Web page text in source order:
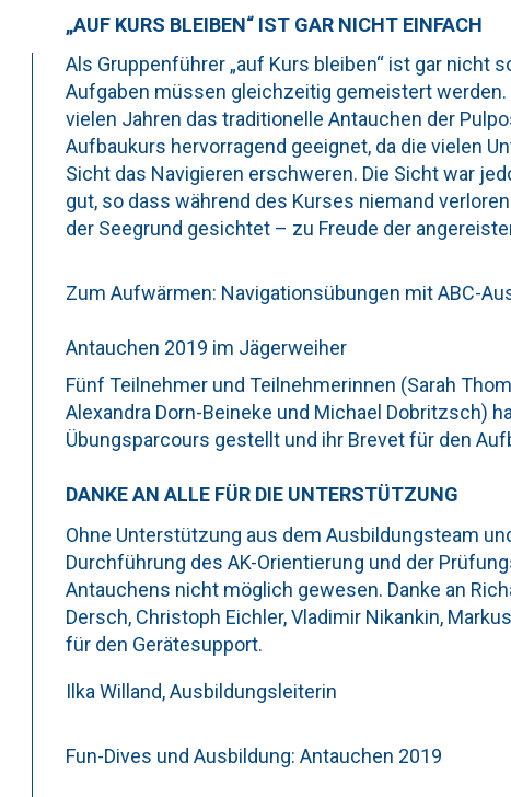
„AUF KURS BLEIBEN“ IST GAR NICHT EINFACH
Als Gruppenführer „auf Kurs bleiben“ ist gar nicht
Aufgaben müssen gleichzeitig gemeistert werden.
vielen Jahren das traditionelle Antauchen der
Aufbaukurs hervorragend geeignet, da die vielen
Sicht das Navigieren erschweren. Die Sicht war
gut, so dass während des Kurses niemand
der Seegrund gesichtet – zu Freude der
Zum Aufwärmen: Navigationsübungen mit ABC-
Antauchen 2019 im Jägerweiher
Fünf Teilnehmer und Teilnehmerinnen (Sarah
Alexandra Dorn-Beineke und Michael Dobritzsch)
Übungsparcours gestellt und ihr Brevet für den
DANKE AN ALLE FÜR DIE UNTERSTÜTZUNG
Ohne Unterstützung aus dem Ausbildungsteam
Durchführung des AK-Orientierung und der
Antauchens nicht möglich gewesen. Danke an
Dersch, Christoph Eichler, Vladimir Nikankin,
für den Gerätesupport.
Ilka Willand, Ausbildungsleiterin
Fun-Dives und Ausbildung: Antauchen 2019